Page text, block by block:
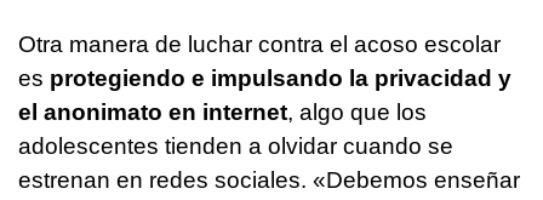
Otra manera de luchar contra el acoso escolar
es protegiendo e impulsando la privacidad y
el anonimato en internet, algo que los
adolescentes tienden a olvidar cuando se
estrenan en redes sociales. «Debemos enseñar